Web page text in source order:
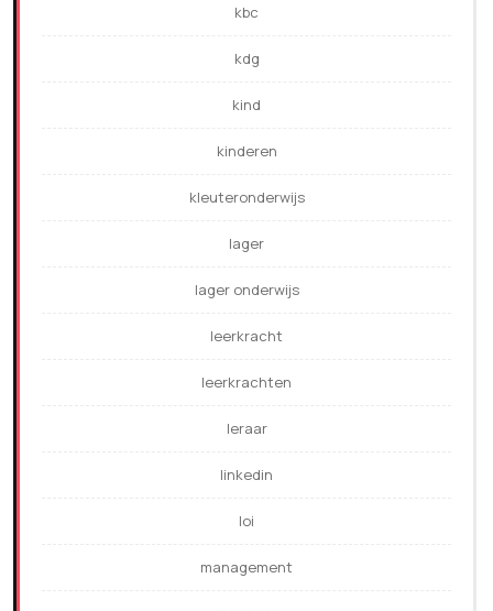
kbc
kdg
kind
kinderen
kleuteronderwijs
lager
lager onderwijs
leerkracht
leerkrachten
leraar
linkedin
loi
management